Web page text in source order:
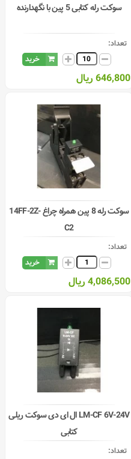
سوکت رله کتابی 5 پین با نگهدارنده
تعداد:
خرید
646,800 ریال
سوکت رله 8 پین همراه چراغ 14FF-2Z-
C2
تعداد:
خرید
4,086,500 ریال
LM-CF 6V-24V ال ای دی سوکت ریلی
کتابی
تعداد: